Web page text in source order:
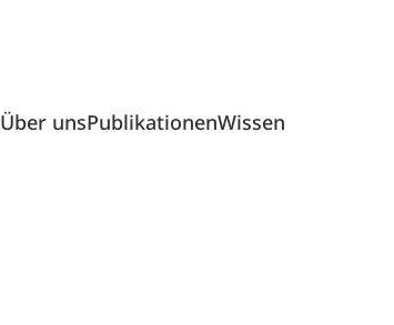
Über unsPublikationenWissen